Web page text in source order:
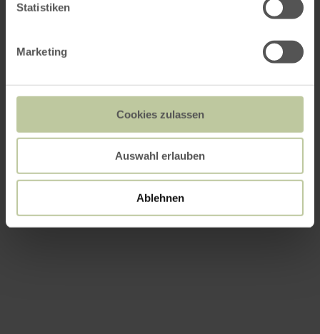
Statistiken
Marketing
Cookies zulassen
Auswahl erlauben
Ablehnen